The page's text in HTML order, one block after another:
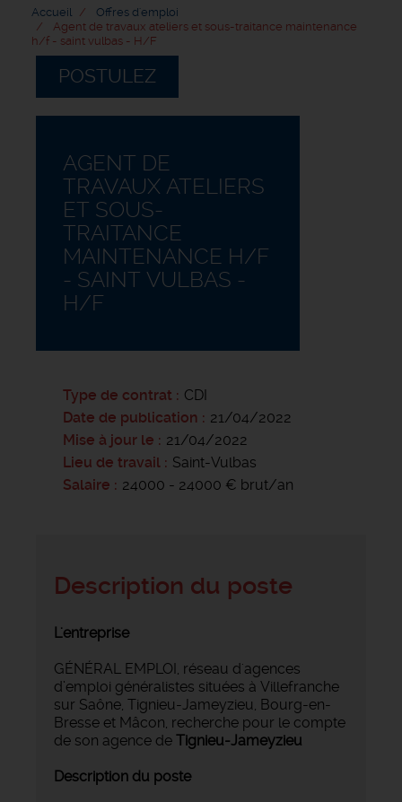
Accueil
Offres d'emploi
Agent de travaux ateliers et sous-traitance maintenance
h/f - saint vulbas - H/F
POSTULEZ
AGENT DE
TRAVAUX ATELIERS
ET SOUS-
TRAITANCE
MAINTENANCE H/F
- SAINT VULBAS -
H/F
Type de contrat
CDI
Date de publication
21/04/2022
Mise à jour le
21/04/2022
Lieu de travail
Saint-Vulbas
Salaire
24000 - 24000 € brut/an
Description du poste
L'entreprise
GÉNÉRAL EMPLOI, réseau d'agences
d’emploi généralistes situées à Villefranche
sur Saône, Tignieu-Jameyzieu, Bourg-en-
Bresse et Mâcon, recherche pour le compte
de son agence de Tignieu-Jameyzieu
Description du poste